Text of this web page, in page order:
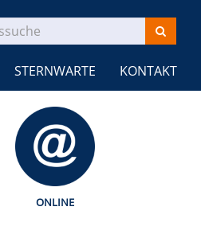
STERNWARTE KONTAKT
ONLINE